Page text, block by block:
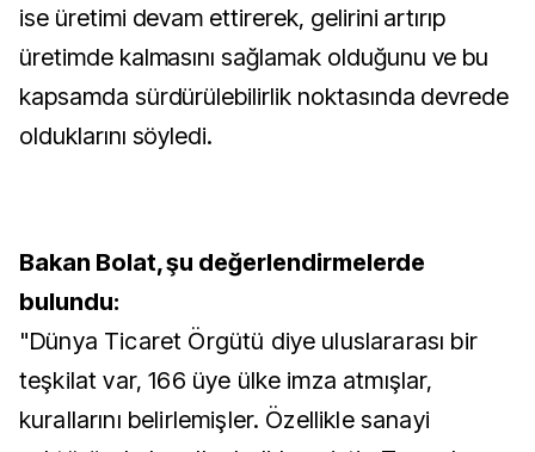
ise üretimi devam ettirerek, gelirini artırıp
üretimde kalmasını sağlamak olduğunu ve bu
kapsamda sürdürülebilirlik noktasında devrede
olduklarını söyledi.
Bakan Bolat, şu değerlendirmelerde
bulundu:
"Dünya Ticaret Örgütü diye uluslararası bir
teşkilat var, 166 üye ülke imza atmışlar,
kurallarını belirlemişler. Özellikle sanayi